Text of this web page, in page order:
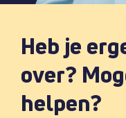
Heb je
over?
helpen?